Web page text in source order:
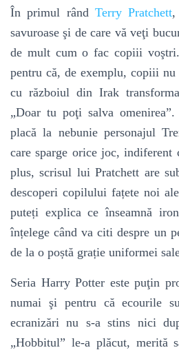
În primul rând Terry Pratchett,
savuroase şi de care vă veţi
de mult cum o fac copiii
pentru că, de exemplu, copiii
cu războiul din Irak
„Doar tu poţi salva
placă la nebunie personajul
care sparge orice joc, indiferent
plus, scrisul lui Pratchett are
descoperi copilului fațete noi
puteți explica ce înseamnă
înțelege când va citi despre un
de la o poștă grație uniformei
Seria Harry Potter este puţin
numai şi pentru că ecourile
ecranizări nu s-a stins nici
„Hobbitul” le-a plăcut, merită